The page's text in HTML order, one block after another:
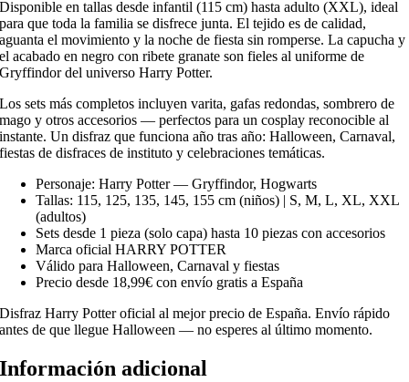
Disponible en tallas desde infantil (115 cm) hasta adulto (XXL), ideal
para que toda la familia se disfrece junta. El tejido es de calidad,
aguanta el movimiento y la noche de fiesta sin romperse. La capucha y
el acabado en negro con ribete granate son fieles al uniforme de
Gryffindor del universo Harry Potter.
Los sets más completos incluyen varita, gafas redondas, sombrero de
mago y otros accesorios — perfectos para un cosplay reconocible al
instante. Un disfraz que funciona año tras año: Halloween, Carnaval,
fiestas de disfraces de instituto y celebraciones temáticas.
Personaje: Harry Potter — Gryffindor, Hogwarts
Tallas: 115, 125, 135, 145, 155 cm (niños) | S, M, L, XL, XXL
(adultos)
Sets desde 1 pieza (solo capa) hasta 10 piezas con accesorios
Marca oficial HARRY POTTER
Válido para Halloween, Carnaval y fiestas
Precio desde 18,99€ con envío gratis a España
Disfraz Harry Potter oficial al mejor precio de España. Envío rápido
antes de que llegue Halloween — no esperes al último momento.
Información adicional